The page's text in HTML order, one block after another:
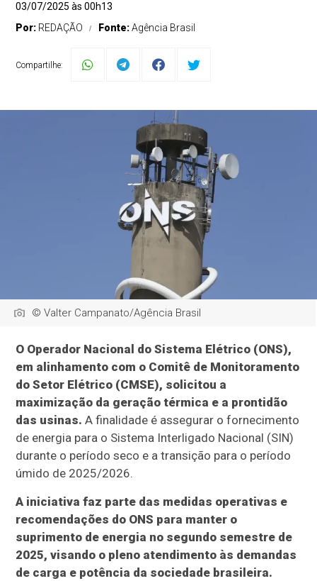
03/07/2025 às 00h13
Por: REDAÇÃO Fonte:Agência Brasil
Compartilhe:
© Valter Campanato/Agência Brasil
O Operador Nacional do Sistema Elétrico (ONS),
em alinhamento com o Comitê de Monitoramento
do Setor Elétrico (CMSE), solicitou a
maximização da geração térmica e a prontidão
das usinas. A finalidade é assegurar o fornecimento
de energia para o Sistema Interligado Nacional (SIN)
durante o período seco e a transição para o período
úmido de 2025/2026.
A iniciativa faz parte das medidas operativas e
recomendações do ONS para manter o
suprimento de energia no segundo semestre de
2025, visando o pleno atendimento às demandas
de carga e potência da sociedade brasileira.